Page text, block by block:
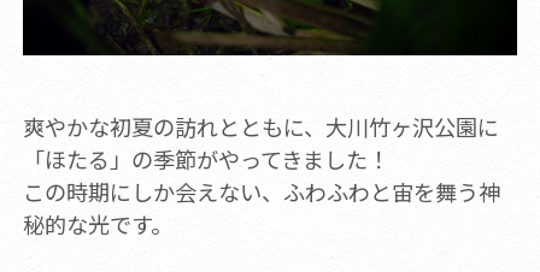
爽やかな初夏の訪れとともに、大川竹ヶ沢公園に
「ほたる」の季節がやってきました！
この時期にしか会えない、ふわふわと宙を舞う神
秘的な光です。